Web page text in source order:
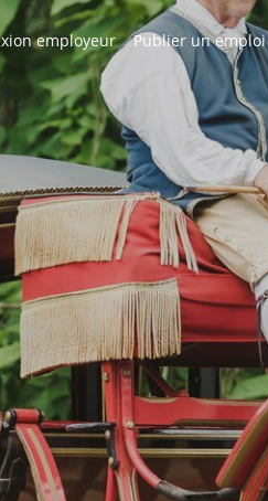
employeur Publier un emploi